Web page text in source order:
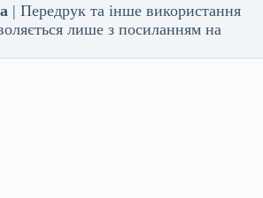
| Передрук та інше використання
лише з посиланням на